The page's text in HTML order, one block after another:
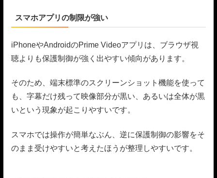
スマホアプリの制限が強い
iPhoneやAndroidのPrime Videoアプリは、ブラウザ視
聴よりも保護制御が強く出やすい傾向があります。
そのため、端末標準のスクリーンショット機能を使って
も、字幕だけ残って映像部分が黒い、あるいは全体が黒
いという現象が起こりやすいです。
スマホでは操作が簡単なぶん、逆に保護制御の影響をそ
のまま受けやすいと考えたほうが整理しやすいです。